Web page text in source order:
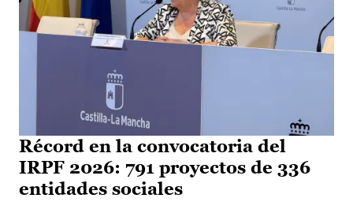
Récord en la convocatoria del
IRPF 2026: 791 proyectos de 336
entidades sociales